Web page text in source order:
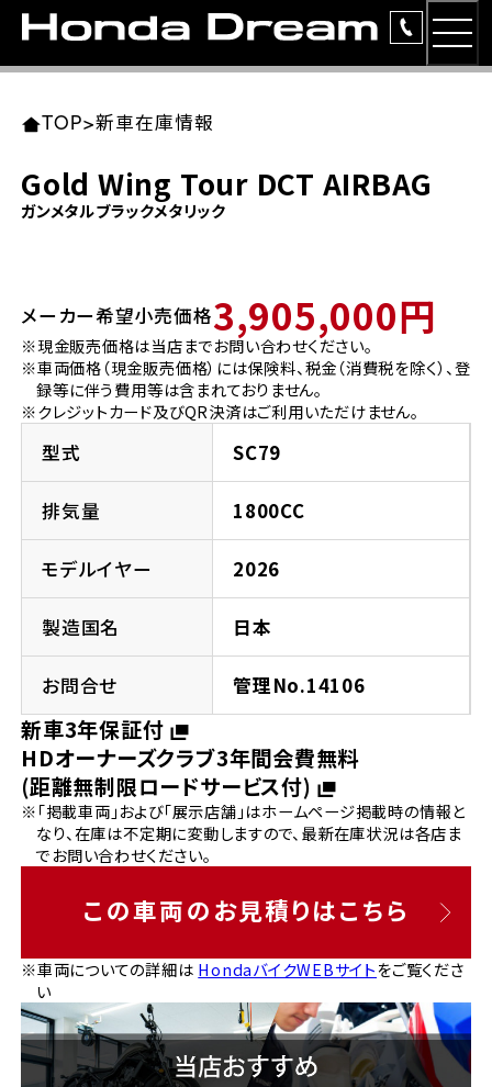
ラインアップ
レンタルバイク
洋用品
イベント
法人向けサービス
お問い合わせ
TOP>新車在庫情報
Gold Wing Tour DCT AIRBAG
ガンメタルブラックメタリック
メーカー希望小売価格3,905,000円
※現金販売価格は当店までお問い合わせください。
※車両価格（現金販売価格）には保険料、税金（消費税を除く）、登
録等に伴う費用等は含まれておりません。
※クレジットカード及びQR決済はご利用いただけません。
型式 SC79
排気量 1800CC
モデルイヤー 2026
製造国名 日本
お問合せ 管理No.14106
新車3年保証付
HDオーナーズクラブ3年間会費無料
(距離無制限ロードサービス付)
※「掲載車両」および「展示店舗」はホームページ掲載時の情報と
なり、在庫は不定期に変動しますので、最新在庫状況は各店ま
でお問い合わせください。
この車両のお見積りはこちら
※車両についての詳細は HondaバイクWEBサイトをご覧くださ
い
東北エリア 店舗一覧
岩手県
宮城県
ホンダドリーム 仙台泉
ホンダドリーム 宮城岩沼
福島県
ホンダドリーム 郡山
関東エリア 店舗一覧
東京都
ホンダドリーム 西東京
ホンダドリーム 練馬
ホンダドリーム 板橋
ホンダドリーム 葛飾
ホンダドリーム 大田
ホンダドリーム 立川
神奈川県
ホンダドリーム 磯子
ホンダドリーム 横浜都筑
ホンダドリーム 横浜緑
中部エリア 店舗一覧
愛知県
ホンダドリーム 名古屋南
ホンダドリーム 小牧
ホンダドリーム 名古屋東
ホンダドリーム 一宮
ホンダドリーム 豊橋
ホンダドリーム 名古屋上小田井
岐阜県
ホンダドリーム 岐阜
近畿エリア 店舗一覧
大阪府
ホンダドリーム 箕面
ホンダドリーム 藤井寺
ホンダドリーム 東淀川
ホンダドリーム 豊中
京都府
ホンダドリーム 京都伏見
ホンダドリーム 京都北山
兵庫県
ホンダドリーム 神戸灘
ホンダドリーム 尼崎
ホンダドリーム 姫路
中国・四国エリア 店舗一覧
岡山県
広島県
ホンダドリーム 広島
ホンダドリーム 福山
徳島県
ホンダドリーム 徳島
香川県
ホンダドリーム 高松
高知県
九州エリア 店舗一覧
福岡県
ホンダドリーム 福岡東
ホンダドリーム 久留米
ホンダドリーム 福岡春日
ホンダドリーム 福岡西
熊本県
ホンダドリーム 熊本